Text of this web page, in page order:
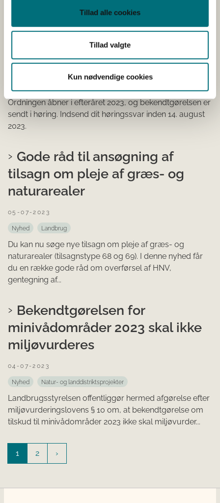
Tillad alle cookies
Tillad valgte
Kun nødvendige cookies
forberedelse til afgræsning
2023: Bekendtgørelse og
vejledning er nu i høring
Ordningen åbner i efteråret 2023, og bekendtgørelsen er
sendt i høring. Indsend dit høringssvar inden 14. august
2023.
Gode råd til ansøgning af
tilsagn om pleje af græs- og
naturarealer
05-07-2023
Nyhed Landbrug
Du kan nu søge nye tilsagn om pleje af græs- og
naturarealer (tilsagnstype 68 og 69). I denne nyhed får
du en række gode råd om overførsel af HNV,
gentegning af...
Bekendtgørelsen for
minivådområder 2023 skal ikke
miljøvurderes
04-07-2023
Nyhed Natur- og landdistriktsprojekter
Landbrugsstyrelsen offentliggør hermed afgørelse efter
miljøvurderingslovens § 10 om, at bekendtgørelse om
tilskud til minivådområder 2023 ikke skal miljøvurder...
1 2